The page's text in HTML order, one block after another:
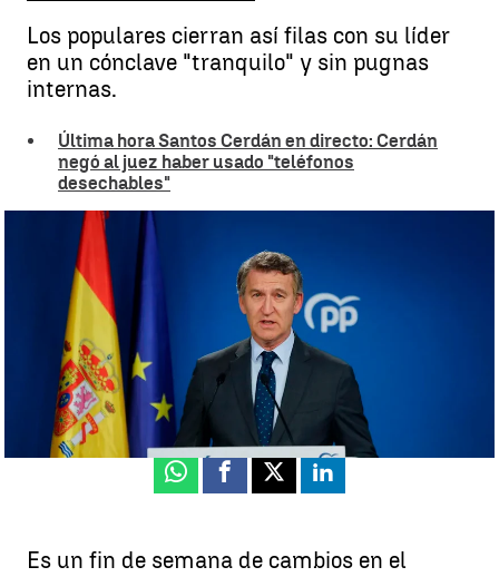
Los populares cierran así filas con su líder
en un cónclave "tranquilo" y sin pugnas
internas.
Última hora Santos Cerdán en directo: Cerdán
negó al juez haber usado "teléfonos
desechables"
El PP defiende su "unidad" en un Congreso en el que Feijóo sale
Luis Alcantud |Irene Rodríguez
Publicado: 04 de julio de 2025, 12:36
Whatsapp
Facebook
X Linkedin
Es un fin de semana de cambios en el